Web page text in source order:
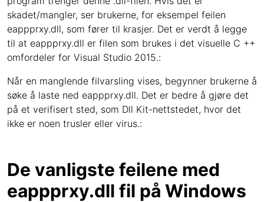
skadet/mangler, ser brukerne, for eksempel feilen
eappprxy.dll, som fører til krasjer. Det er verdt å legge
til at eappprxy.dll er filen som brukes i det visuelle C ++
omfordeler for Visual Studio 2015.:
Når en manglende filvarsling vises, begynner brukerne å
søke å laste ned eappprxy.dll. Det er bedre å gjøre det
på et verifisert sted, som Dll Kit-nettstedet, hvor det
ikke er noen trusler eller virus.:
De vanligste feilene med
eappprxy.dll fil på Windows